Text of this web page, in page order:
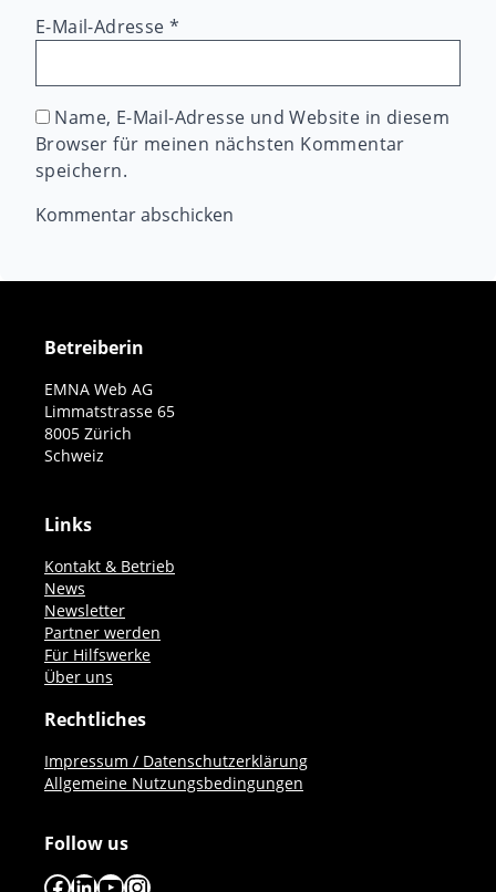
E-Mail-Adresse*
Name, E-Mail-Adresse und Website in diesem
Browser für meinen nächsten Kommentar
speichern.
Betreiberin
EMNA Web AG
Limmatstrasse 65
8005 Zürich
Schweiz
Links
Kontakt & Betrieb
News
Newsletter
Partner werden
Für Hilfswerke
Über uns
Rechtliches
Impressum / Datenschutzerklärung
Allgemeine Nutzungsbedingungen
Follow us